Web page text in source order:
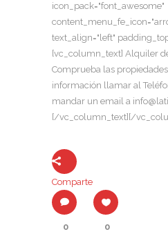
icon_pack="font_awesome"
text_align="left"
[vc_column_text] Alquiler
Comprueba las
información llamar al
mandar un email a
[/vc_column_text][/
Comparte
0 0